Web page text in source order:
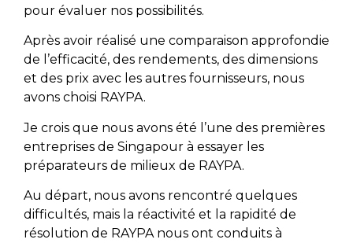
pour évaluer nos possibilités.
Après avoir réalisé une comparaison approfondie
de l’efficacité, des rendements, des dimensions
et des prix avec les autres fournisseurs, nous
avons choisi RAYPA.
Je crois que nous avons été l’une des premières
entreprises de Singapour à essayer les
préparateurs de milieux de RAYPA.
Au départ, nous avons rencontré quelques
difficultés, mais la réactivité et la rapidité de
résolution de RAYPA nous ont conduits à